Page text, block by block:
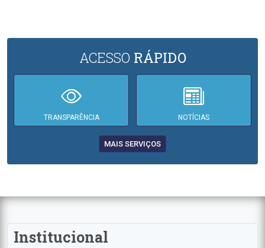
ACESSO RÁPIDO
TRANSPARÊNCIA NOTÍCIAS
MAIS SERVIÇOS
Institucional